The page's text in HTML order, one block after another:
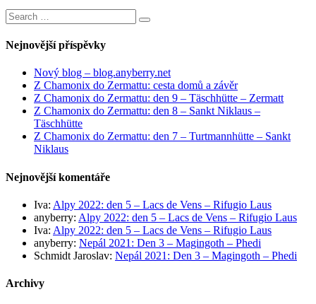
Search
for:
Search
Nejnovější příspěvky
Nový blog – blog.anyberry.net
Z Chamonix do Zermattu: cesta domů a závěr
Z Chamonix do Zermattu: den 9 – Täschhütte – Zermatt
Z Chamonix do Zermattu: den 8 – Sankt Niklaus –
Täschhütte
Z Chamonix do Zermattu: den 7 – Turtmannhütte – Sankt
Niklaus
Nejnovější komentáře
Iva: Alpy 2022: den 5 – Lacs de Vens – Rifugio Laus
anyberry: Alpy 2022: den 5 – Lacs de Vens – Rifugio Laus
Iva: Alpy 2022: den 5 – Lacs de Vens – Rifugio Laus
anyberry: Nepál 2021: Den 3 – Magingoth – Phedi
Schmidt Jaroslav: Nepál 2021: Den 3 – Magingoth – Phedi
Archivy